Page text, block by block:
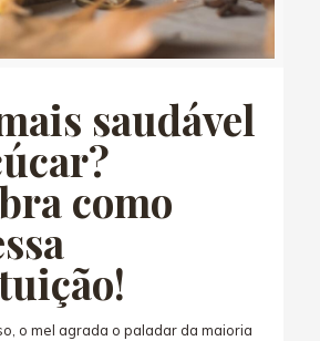
saudável
como
o mel agrada o paladar da maioria